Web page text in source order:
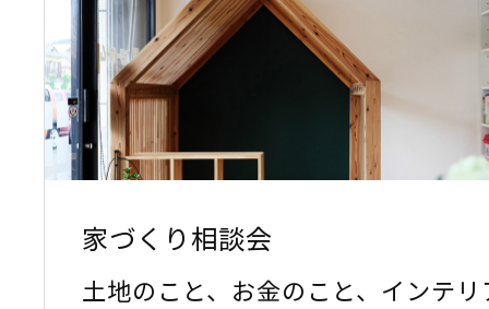
家づくり相談会
土地のこと、お金のこと、インテ